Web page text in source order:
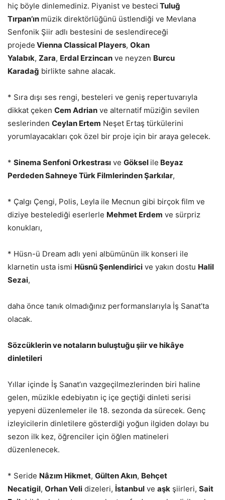
hiç böyle dinlemediniz. Piyanist ve besteci Tuluğ
Tırpan’ın müzik direktörlüğünü üstlendiği ve Mevlana
Senfonik Şiir adlı bestesini de seslendireceği
projede Vienna Classical Players, Okan
Yalabık, Zara, Erdal Erzincan ve neyzen Burcu
Karadağ birlikte sahne alacak.
* Sıra dışı ses rengi, besteleri ve geniş repertuvarıyla
dikkat çeken Cem Adrian ve alternatif müziğin sevilen
seslerinden Ceylan Ertem Neşet Ertaş türkülerini
yorumlayacakları çok özel bir proje için bir araya gelecek.
* Sinema Senfoni Orkestrası ve Göksel ile Beyaz
Perdeden Sahneye Türk Filmlerinden Şarkılar,
* Çalgı Çengi, Polis, Leyla ile Mecnun gibi birçok film ve
diziye bestelediği eserlerle Mehmet Erdem ve sürpriz
konukları,
* Hüsn-ü Dream adlı yeni albümünün ilk konseri ile
klarnetin usta ismi Hüsnü Şenlendirici ve yakın dostu Halil
Sezai,
daha önce tanık olmadığınız performanslarıyla İş Sanat’ta
olacak.
Sözcüklerin ve notaların buluştuğu şiir ve hikâye
dinletileri
Yıllar içinde İş Sanat’ın vazgeçilmezlerinden biri haline
gelen, müzikle edebiyatın iç içe geçtiği dinleti serisi
yepyeni düzenlemeler ile 18. sezonda da sürecek. Genç
izleyicilerin dinletilere gösterdiği yoğun ilgiden dolayı bu
sezon ilk kez, öğrenciler için öğlen matineleri
düzenlenecek.
* Seride Nâzım Hikmet, Gülten Akın, Behçet
Necatigil, Orhan Veli dizeleri, İstanbul ve aşk şiirleri, Sait